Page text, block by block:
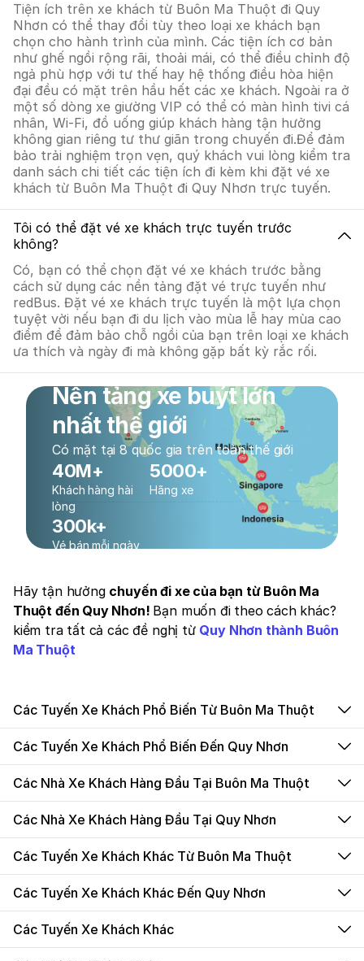
Tiện ích trên xe khách từ Buôn Ma Thuột đi Quy
Nhơn có thể thay đổi tùy theo loại xe khách bạn
chọn cho hành trình của mình. Các tiện ích cơ bản
như ghế ngồi rộng rãi, thoải mái, có thể điều chỉnh độ
ngả phù hợp với tư thế hay hệ thống điều hòa hiện
đại đều có mặt trên hầu hết các xe khách. Ngoài ra ở
một số dòng xe giường VIP có thể có màn hình tivi cá
nhân, Wi-Fi, đồ uống giúp khách hàng tận hưởng
không gian riêng tư thư giãn trong chuyến đi.Để đảm
bảo trải nghiệm trọn vẹn, quý khách vui lòng kiểm tra
danh sách chi tiết các tiện ích đi kèm khi đặt vé xe
khách từ Buôn Ma Thuột đi Quy Nhơn trực tuyến.
Tôi có thể đặt vé xe khách trực tuyến trước
không?
Có, bạn có thể chọn đặt vé xe khách trước bằng
cách sử dụng các nền tảng đặt vé trực tuyến như
redBus. Đặt vé xe khách trực tuyến là một lựa chọn
tuyệt vời nếu bạn đi du lịch vào mùa lễ hay mùa cao
điểm để đảm bảo chỗ ngồi của bạn trên loại xe khách
ưa thích và ngày đi mà không gặp bất kỳ rắc rối.
Nền tảng xe buýt lớn
nhất thế giới
Có mặt tại 8 quốc gia trên toàn thế giới
40M+
Khách hàng hài
lòng
5000+
Hãng xe
300k+
Vé bán mỗi ngày
Hãy tận hưởng chuyến đi xe của bạn từ Buôn Ma
Thuột đến Quy Nhơn! Bạn muốn đi theo cách khác?
kiểm tra tất cả các đề nghị từ Quy Nhơn thành Buôn
Ma Thuột
Các Tuyến Xe Khách Phổ Biến Từ Buôn Ma Thuột
Các Tuyến Xe Khách Phổ Biến Đến Quy Nhơn
Các Nhà Xe Khách Hàng Đầu Tại Buôn Ma Thuột
Các Nhà Xe Khách Hàng Đầu Tại Quy Nhơn
Các Tuyến Xe Khách Khác Từ Buôn Ma Thuột
Các Tuyến Xe Khách Khác Đến Quy Nhơn
Các Tuyến Xe Khách Khác